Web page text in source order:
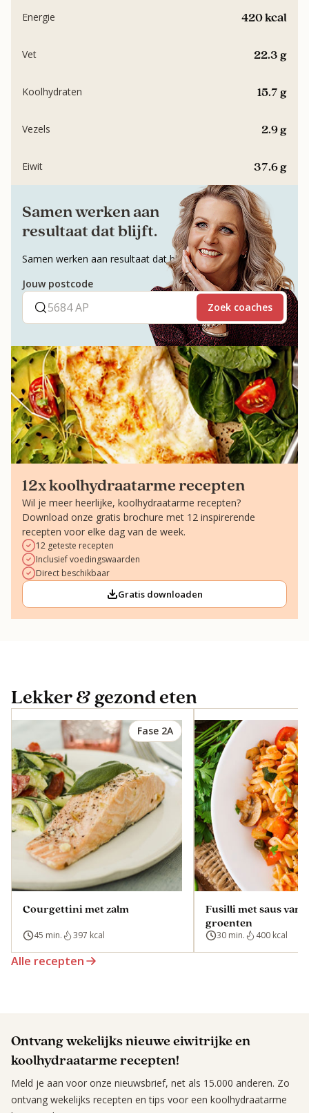
420 kcal
Energie
22.3 g
Vet
15.7 g
Koolhydraten
2.9 g
Vezels
37.6 g
Eiwit
Samen werken aan
resultaat dat blijft.
Samen werken aan resultaat dat blijft.
Jouw postcode
Zoek coaches
12x koolhydraatarme recepten
Wil je meer heerlijke, koolhydraatarme recepten?
Download onze gratis brochure met 12 inspirerende
recepten voor elke dag van de week.
12 geteste recepten
Inclusief voedingswaarden
Direct beschikbaar
Gratis downloaden
Lekker & gezond eten
Fase 2A
Courgettini met zalm
45 min. 397 kcal
Fusilli met saus van
groenten
30 min. 400 kcal
Alle recepten
Ontvang wekelijks nieuwe eiwitrijke en
koolhydraatarme recepten!
Meld je aan voor onze nieuwsbrief, net als 15.000 anderen. Zo
ontvang wekelijks recepten en tips voor een koolhydraatarme